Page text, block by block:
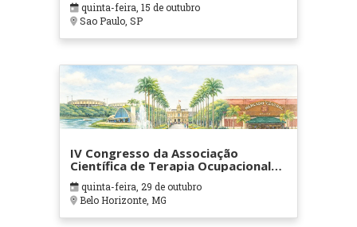
quinta-feira, 15 de outubro
Sao Paulo, SP
IV Congresso da Associação
Científica de Terapia Ocupacional
em Contextos Hospitalares e
Cuidados Paliativos - ATOHOSP
quinta-feira, 29 de outubro
Belo Horizonte, MG